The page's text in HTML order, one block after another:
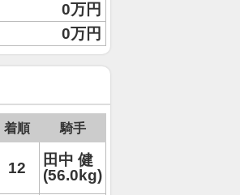
0万円
0万円
着順 騎手
12
田中 健
(56.0kg)